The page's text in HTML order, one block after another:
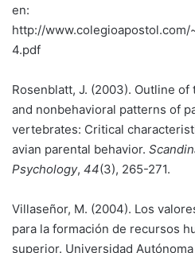
en:
http://
4.pdf
Rosenblatt, J. (2003). Outline
and nonbehavioral patterns of
vertebrates: Critical
avian parental behavior.
Psychology, 44(3), 265-271.
Villaseñor, M. (2004). Los
para la formación de recursos
superior. Universidad